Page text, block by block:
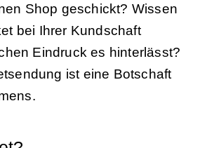
Shop geschickt? Wissen
bei Ihrer Kundschaft
Eindruck es hinterlässt?
ist eine Botschaft